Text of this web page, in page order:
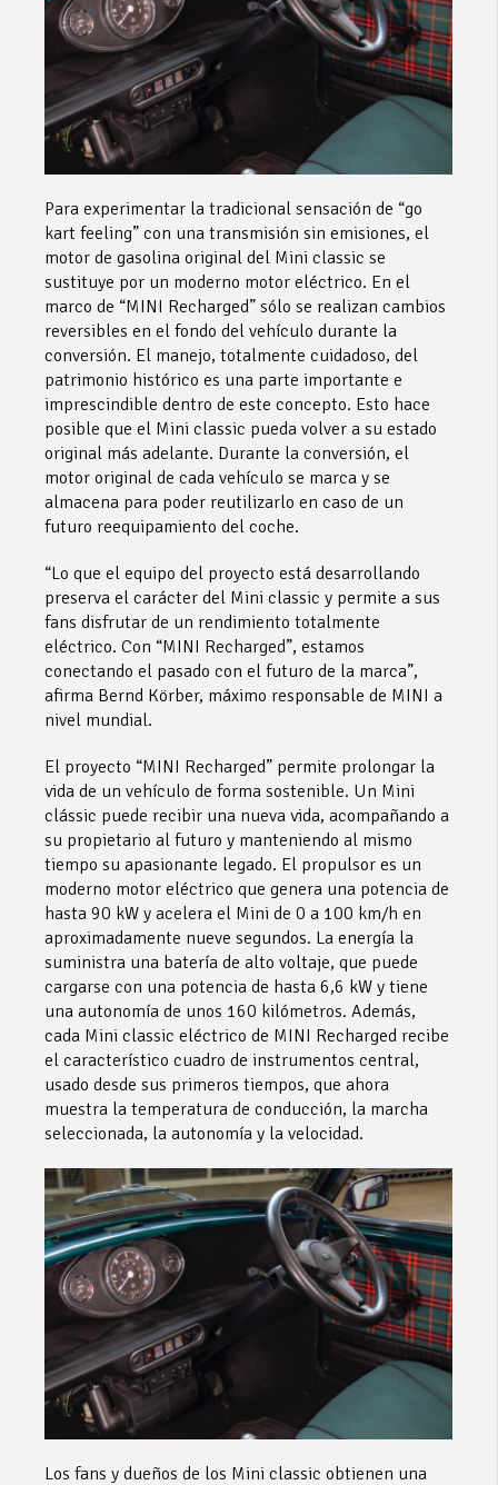
Para experimentar la tradicional sensación de “go
kart feeling” con una transmisión sin emisiones, el
motor de gasolina original del Mini classic se
sustituye por un moderno motor eléctrico. En el
marco de “MINI Recharged” sólo se realizan cambios
reversibles en el fondo del vehículo durante la
conversión. El manejo, totalmente cuidadoso, del
patrimonio histórico es una parte importante e
imprescindible dentro de este concepto. Esto hace
posible que el Mini classic pueda volver a su estado
original más adelante. Durante la conversión, el
motor original de cada vehículo se marca y se
almacena para poder reutilizarlo en caso de un
futuro reequipamiento del coche.
“Lo que el equipo del proyecto está desarrollando
preserva el carácter del Mini classic y permite a sus
fans disfrutar de un rendimiento totalmente
eléctrico. Con “MINI Recharged”, estamos
conectando el pasado con el futuro de la marca”,
afirma Bernd Körber, máximo responsable de MINI a
nivel mundial.
El proyecto “MINI Recharged” permite prolongar la
vida de un vehículo de forma sostenible. Un Mini
clássic puede recibir una nueva vida, acompañando a
su propietario al futuro y manteniendo al mismo
tiempo su apasionante legado. El propulsor es un
moderno motor eléctrico que genera una potencia de
hasta 90 kW y acelera el Mini de 0 a 100 km/h en
aproximadamente nueve segundos. La energía la
suministra una batería de alto voltaje, que puede
cargarse con una potencia de hasta 6,6 kW y tiene
una autonomía de unos 160 kilómetros. Además,
cada Mini classic eléctrico de MINI Recharged recibe
el característico cuadro de instrumentos central,
usado desde sus primeros tiempos, que ahora
muestra la temperatura de conducción, la marcha
seleccionada, la autonomía y la velocidad.
Los fans y dueños de los Mini classic obtienen una